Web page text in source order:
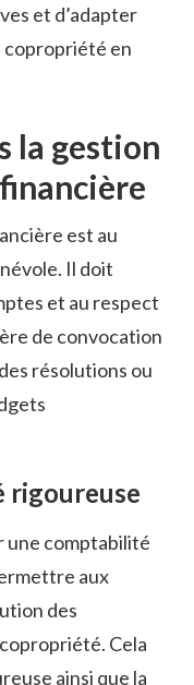
et d’adapter
copropriété en
la gestion
est au
Il doit
et au respect
de convocation
résolutions ou
rigoureuse
une comptabilité
aux
des
Cela
ainsi que la